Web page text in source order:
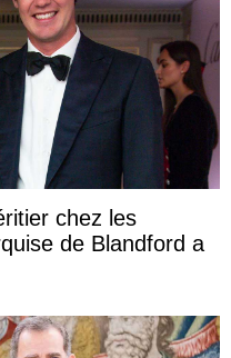
chez les
de Blandford a